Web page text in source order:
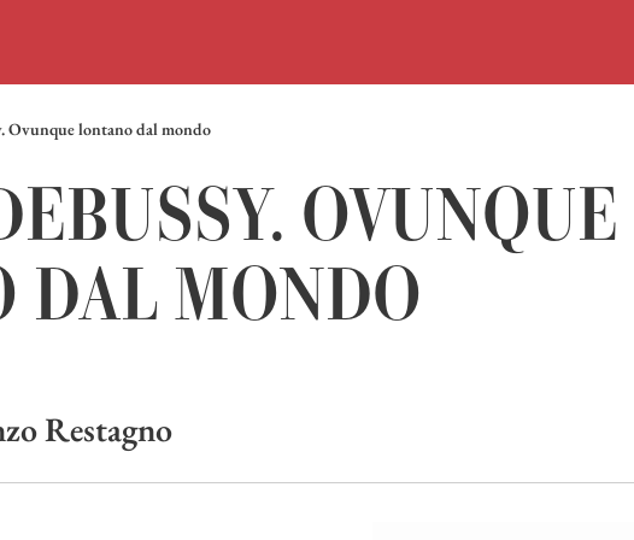
Ovunque lontano dal mondo
OVUNQUE
DAL MONDO
Restagno